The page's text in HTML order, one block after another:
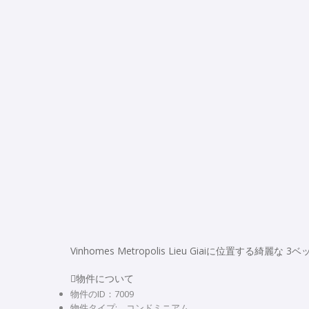
Vinhomes Metropolis Lieu Giaiに位置する綺麗な 3ベ
物件について
物件のID：7009